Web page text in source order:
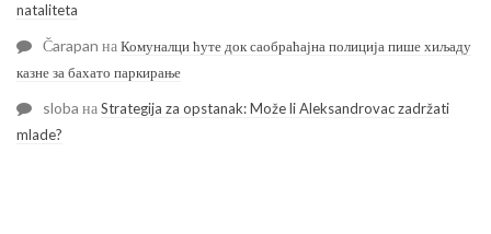
nataliteta
Čarapan наКомуналци ћуте док саобраћајна полиција пише хиљаду
казне за бахато паркирање
sloba наStrategija za opstanak: Može li Aleksandrovac zadržati
mlade?